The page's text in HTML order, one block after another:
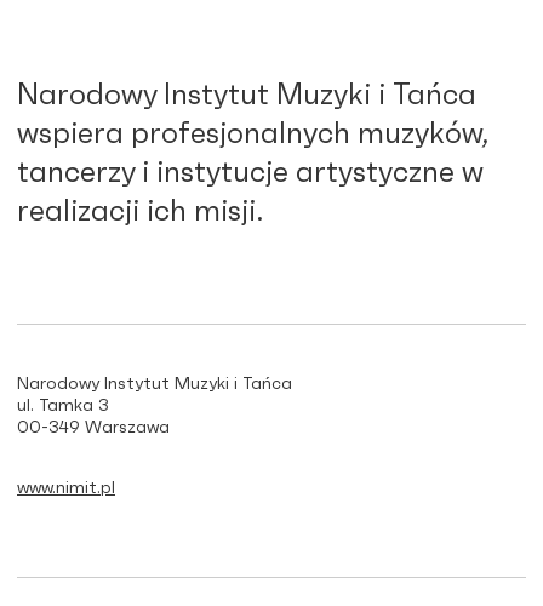
Narodowy Instytut Muzyki i Tańca
wspiera profesjonalnych muzyków,
tancerzy i instytucje artystyczne w
realizacji ich misji.
Narodowy Instytut Muzyki i Tańca
ul. Tamka 3
00-349 Warszawa
www.nimit.pl